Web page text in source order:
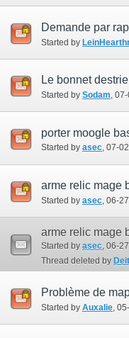
Demande par
Started by
Le bonnet
Started by Sodam‎,
porter moogle
Started by asec‎, 07-
arme relic mage
Started by asec ‎, 06-
arme relic mage
Started by asec‎, 06-
Thread deleted by
Problème de
Started by Auxalie ‎,